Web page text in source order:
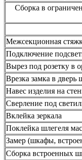
Сборка в
Межсекционная
Подключение
Вырез под розетку в
Врезка замка в дверь
Навес изделия на
Сверление под
Вклейка зеркала
Поклейка шлегеля
Замер (шкафы,
Сборка встроенных